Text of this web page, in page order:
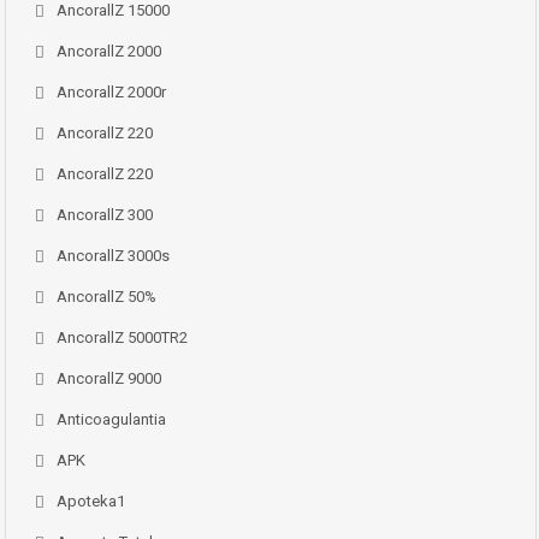
AncorallZ 15000
AncorallZ 2000
AncorallZ 2000r
AncorallZ 220
AncorallZ 220
AncorallZ 300
AncorallZ 3000s
AncorallZ 50%
AncorallZ 5000TR2
AncorallZ 9000
Anticoagulantia
APK
Apoteka1